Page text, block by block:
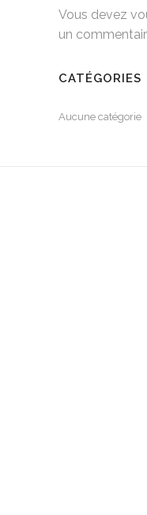
Vous devez
un
CATÉGORIES
Aucune catégorie